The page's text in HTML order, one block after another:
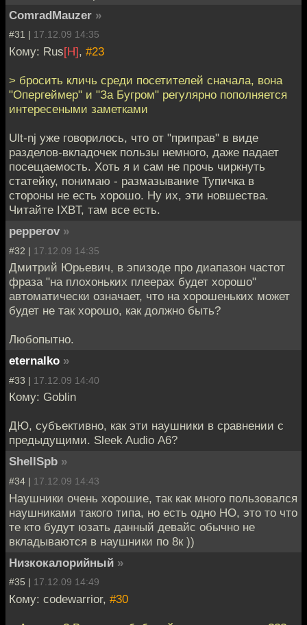
ComradMauzer »
#31 | 17.12.09 14:35
Кому: Rus[H], #23
> бросить кличь среди посетителей сначала, вона
"Опергеймер" и "За Бугром" регулярно пополняется
интересеными заметками
Ult-nj уже говорилось, что от "приправ" в виде
разделов-вкладочек пользы немного, даже падает
посещаемость. Хоть я и сам не прочь чиркнуть
статейку, понимаю - размазывание Тупичка в
стороны не есть хорошо. Ну их, эти новшества.
Читайте IXBT, там все есть.
pepperov »
#32 | 17.12.09 14:35
Дмитрий Юрьевич, в эпизоде про диапазон частот
фраза "на плохоньких плеерах будет хорошо"
автоматически означает, что на хорошеньких может
будет не так хорошо, как должно быть?
Любопытно.
eternalko »
#33 | 17.12.09 14:40
Кому: Goblin
ДЮ, субъективно, как эти наушники в сравнении с
предыдущими. Sleek Audio А6?
ShellSpb »
#34 | 17.12.09 14:43
Наушники очень хорошие, так как много пользовался
наушниками такого типа, но есть одно НО, это то что
те кто будут юзать данный девайс обычно не
вкладываются в наушники по 8к ))
Низкокалорийный »
#35 | 17.12.09 14:49
Кому: codewarrior, #30